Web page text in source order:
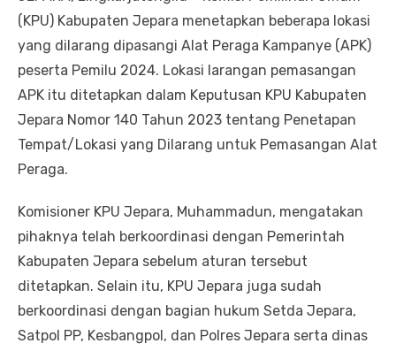
(KPU) Kabupaten Jepara menetapkan beberapa lokasi
yang dilarang dipasangi Alat Peraga Kampanye (APK)
peserta Pemilu 2024. Lokasi larangan pemasangan
APK itu ditetapkan dalam Keputusan KPU Kabupaten
Jepara Nomor 140 Tahun 2023 tentang Penetapan
Tempat/Lokasi yang Dilarang untuk Pemasangan Alat
Peraga.
Komisioner KPU Jepara, Muhammadun, mengatakan
pihaknya telah berkoordinasi dengan Pemerintah
Kabupaten Jepara sebelum aturan tersebut
ditetapkan. Selain itu, KPU Jepara juga sudah
berkoordinasi dengan bagian hukum Setda Jepara,
Satpol PP, Kesbangpol, dan Polres Jepara serta dinas